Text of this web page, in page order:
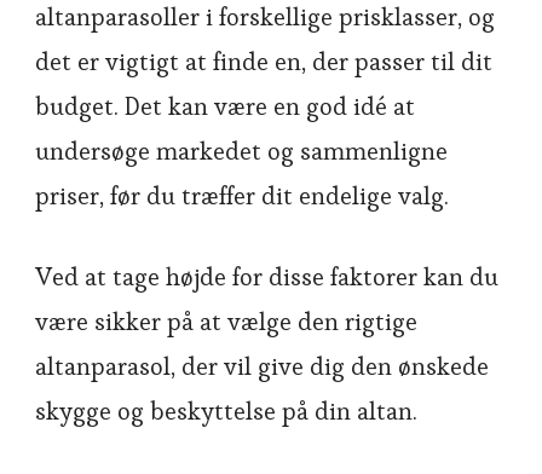
altanparasoller i forskellige prisklasser, og
det er vigtigt at finde en, der passer til dit
budget. Det kan være en god idé at
undersøge markedet og sammenligne
priser, før du træffer dit endelige valg.
Ved at tage højde for disse faktorer kan du
være sikker på at vælge den rigtige
altanparasol, der vil give dig den ønskede
skygge og beskyttelse på din altan.